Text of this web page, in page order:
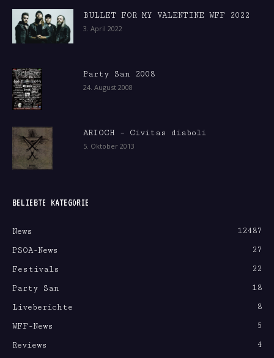
BULLET FOR MY VALENTINE WFF 2022
3. April 2022
Party San 2008
24. August 2008
ARIOCH – Civitas diaboli
5. Oktober 2013
BELIEBTE KATEGORIE
News
12487
PSOA-News
27
Festivals
22
Party San
18
Liveberichte
8
WFF-News
5
Reviews
4